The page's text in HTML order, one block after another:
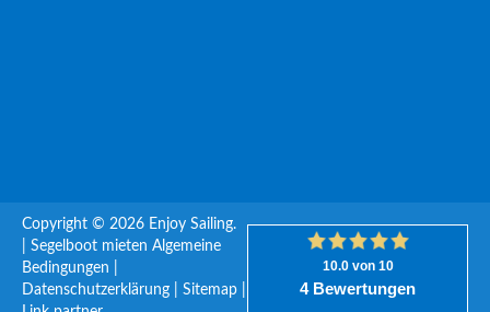
Copyright © 2026 Enjoy Sailing.
Segelboot mieten Algemeine
Bedingungen
Datenschutzerklärung
Sitemap